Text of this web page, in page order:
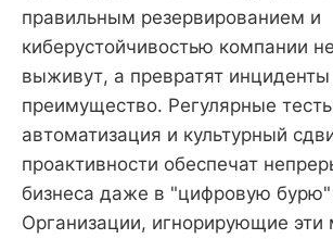
правильным резервированием и
киберустойчивостью компании
выживут, а превратят инциденты
преимущество. Регулярные
автоматизация и культурный
проактивности обеспечат
бизнеса даже в "цифровую
Организации, игнорирующие эти